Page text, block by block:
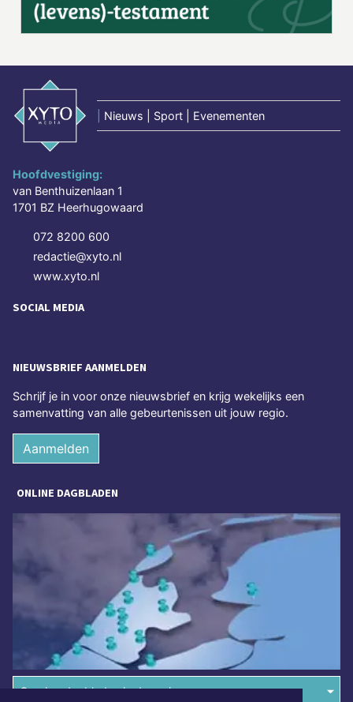
Nieuws | Sport | Evenementen
Hoofdvestiging:
van Benthuizenlaan 1
1701 BZ Heerhugowaard
072 8200 600
redactie@xyto.nl
www.xyto.nl
SOCIAL MEDIA
NIEUWSBRIEF AANMELDEN
Schrijf je in voor onze nieuwsbrief en krijg wekelijks een
samenvatting van alle gebeurtenissen uit jouw regio.
Aanmelden
ONLINE DAGBLADEN
Overige dagbladen in de regio